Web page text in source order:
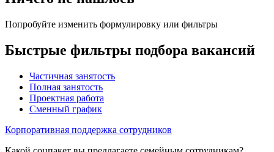
Попробуйте изменить формулировку или фильтры
Быстрые фильтры подбора вакансий
Частичная занятость
Полная занятость
Проектная работа
Сменный график
Корпоративная поддержка сотрудников